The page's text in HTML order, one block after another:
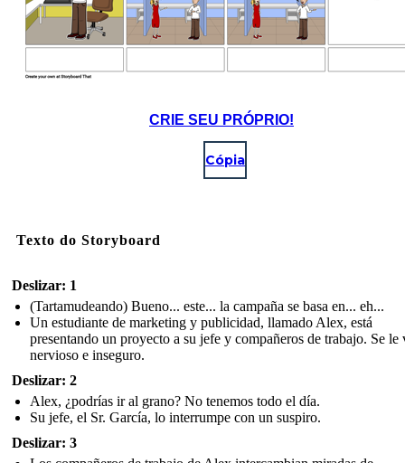
CRIE SEU PRÓPRIO!
Cópia
Texto do Storyboard
Deslizar: 1
(Tartamudeando) Bueno... este... la campaña se basa en... eh...
Un estudiante de marketing y publicidad, llamado Alex, está
presentando un proyecto a su jefe y compañeros de trabajo. Se le
nervioso e inseguro.
Deslizar: 2
Alex, ¿podrías ir al grano? No tenemos todo el día.
Su jefe, el Sr. García, lo interrumpe con un suspiro.
Deslizar: 3